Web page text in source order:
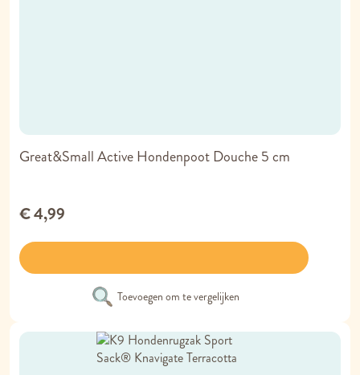
Great&Small Active Hondenpoot Douche 5 cm
€ 4,99
Toevoegen om te vergelijken